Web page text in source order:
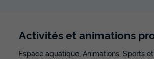
Activités et animations
Espace aquatique, Animations, Sports